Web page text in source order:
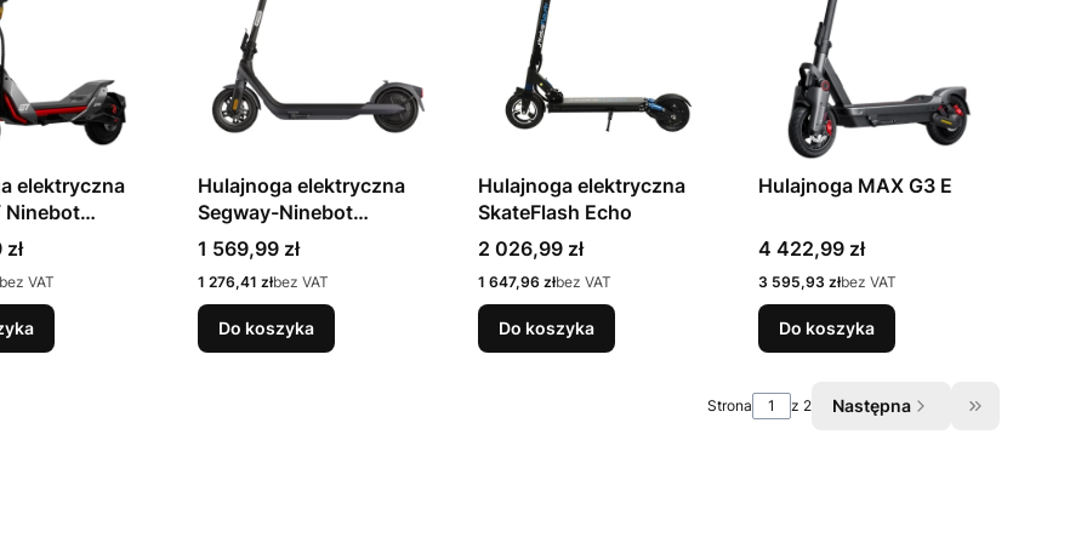
elektryczna
Ninebot
ZT3 Pro E
km/h 11"
bez VAT
Hulajnoga elektryczna
Segway-Ninebot
KickScooter E2 PRO D
Cena
1 569,99 zł
Cena
1 276,41 złbez VAT
Do koszyka
Hulajnoga elektryczna
SkateFlash Echo
Cena
2 026,99 zł
Cena
1 647,96 złbez VAT
Do koszyka
Hulajnoga MAX G3 E
Cena
4 422,99 zł
Cena
3 595,93 złbez VAT
Do koszyka
Strona z 2 Następna Przejdź do